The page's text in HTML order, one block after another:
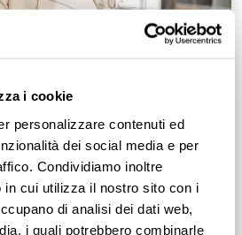
i cookie
personalizzare contenuti ed
dei social media e per
Condividiamo inoltre
in cui utilizza il nostro sito con i
di analisi dei dati web,
i quali potrebbero combinarle
metodo per rendere
e
di lavoro si corre il rischio di